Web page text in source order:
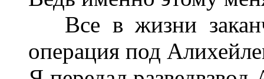
Все в жизни
операция под